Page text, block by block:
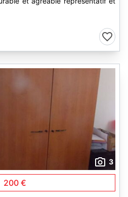
3
200 €